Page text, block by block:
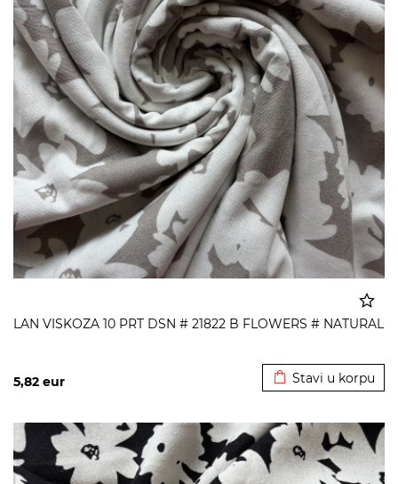
LAN VISKOZA 10 PRT DSN # 21822 B FLOWERS # NATURAL
5,82 eur Stavi u korpu